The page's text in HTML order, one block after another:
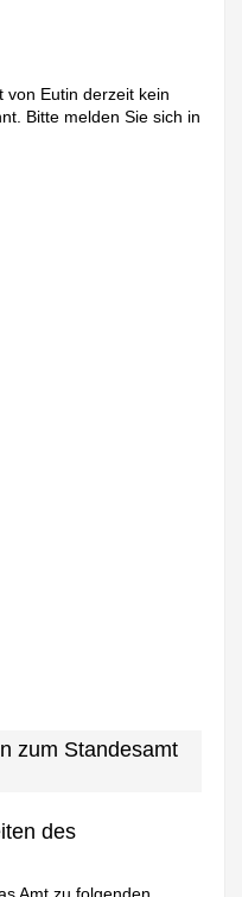
von Eutin derzeit kein
Bitte melden Sie sich in
zum Standesamt
des
Amt zu folgenden